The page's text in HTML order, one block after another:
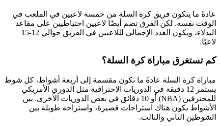
عادةً ما يتكون فريق كرة السلة من خمسة لاعبين في الملعب في
الوقت نفسه. لكن الفرق تضم أيضًا لاعبين احتياطيين على مقاعد
البدلاء، ويكون العدد الإجمالي لللاعبين في الفريق حوالي 12-15
لاعبًا.
كم تستغرق مباراة كرة السلة؟
مباراة كرة السلة عادةً ما تكون مقسمة إلى أربعة أشواط، كل شوط
يستمر 12 دقيقة في الدوريات الاحترافية مثل الدوري الأمريكي
للمحترفين (NBA) أو 10 دقائق في بعض الدوريات الأخرى. بين
الأشواط يكون هناك استراحات قصيرة، واستراحة طويلة بين
الشوطين الثاني والثالث.